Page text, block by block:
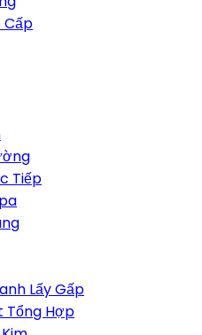
Cấp
Tiếp
Lấy Gấp
Tổng Hợp